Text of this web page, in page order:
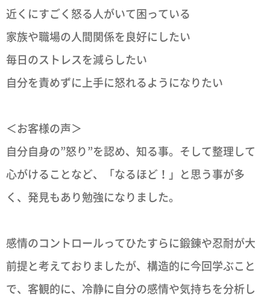
近くにすごく怒る人がいて困っている
家族や職場の人間関係を良好にしたい
毎日のストレスを減らしたい
自分を責めずに上手に怒れるようになりたい
＜お客様の声＞
自分自身の”怒り”を認め、知る事。そして整理して
心がけることなど、「なるほど！」と思う事が多
く、発見もあり勉強になりました。
感情のコントロールってひたすらに鍛錬や忍耐が大
前提と考えておりましたが、構造的に今回学ぶこと
で、客観的に、冷静に自分の感情や気持ちを分析し